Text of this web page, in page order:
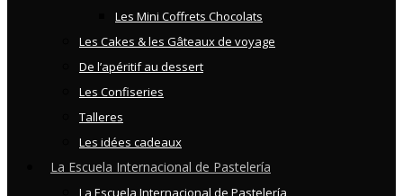
Les Mini Coffrets Chocolats
Les Cakes & les Gâteaux de voyage
De l’apéritif au dessert
Les Confiseries
Talleres
Les idées cadeaux
La Escuela Internacional de Pastelería
La Escuela Internacional de Pastelería